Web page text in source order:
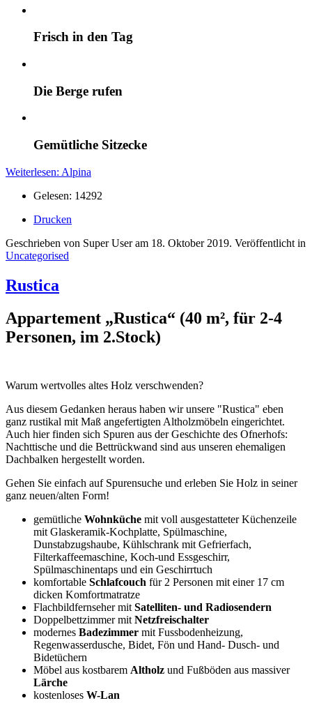
Frisch in den Tag
Die Berge rufen
Gemütliche Sitzecke
Weiterlesen: Alpina
Gelesen: 14292
Drucken
Geschrieben von Super User am 18. Oktober 2019. Veröffentlicht in
Uncategorised
Rustica
Appartement „Rustica“ (40 m², für 2-4
Personen, im 2.Stock)
Warum wertvolles altes Holz verschwenden?
Aus diesem Gedanken heraus haben wir unsere "Rustica" eben
ganz rustikal mit Maß angefertigten Altholzmöbeln eingerichtet.
Auch hier finden sich Spuren aus der Geschichte des Ofnerhofs:
Nachttische und die Bettrückwand sind aus unseren ehemaligen
Dachbalken hergestellt worden.
Gehen Sie einfach auf Spurensuche und erleben Sie Holz in seiner
ganz neuen/alten Form!
gemütliche Wohnküche mit voll ausgestatteter Küchenzeile
mit Glaskeramik-Kochplatte, Spülmaschine,
Dunstabzugshaube, Kühlschrank mit Gefrierfach,
Filterkaffeemaschine, Koch-und Essgeschirr,
Spülmaschinentaps und ein Geschirrtuch
komfortable Schlafcouch für 2 Personen mit einer 17 cm
dicken Komfortmatratze
Flachbildfernseher mit Satelliten- und Radiosendern
Doppelbettzimmer mit Netzfreischalter
modernes Badezimmer mit Fussbodenheizung,
Regenwasserdusche, Bidet, Fön und Hand- Dusch- und
Bidetüchern
Möbel aus kostbarem Altholz und Fußböden aus massiver
Lärche
kostenloses W-Lan